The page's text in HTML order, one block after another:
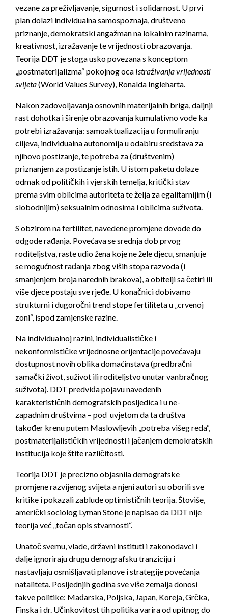
vezane za preživljavanje, sigurnost i solidarnost. U prvi
plan dolazi individualna samospoznaja, društveno
priznanje, demokratski angažman na lokalnim razinama,
kreativnost, izražavanje te vrijednosti obrazovanja.
Teorija DDT je stoga usko povezana s konceptom
„postmaterijalizma“ pokojnog oca Istraživanja vrijednosti
svijeta(World Values Survey), Ronalda Ingleharta.
Nakon zadovoljavanja osnovnih materijalnih briga, daljnji
rast dohotka i širenje obrazovanja kumulativno vode ka
potrebi izražavanja: samoaktualizacija u formuliranju
ciljeva, individualna autonomija u odabiru sredstava za
njihovo postizanje, te potreba za (društvenim)
priznanjem za postizanje istih. U istom paketu dolaze
odmak od političkih i vjerskih temelja, kritički stav
prema svim oblicima autoriteta te želja za egalitarnijim (i
slobodnijim) seksualnim odnosima i oblicima suživota.
S obzirom na fertilitet, navedene promjene dovode do
odgode rađanja. Povećava se srednja dob prvog
roditeljstva, raste udio žena koje ne žele djecu, smanjuje
se mogućnost rađanja zbog viših stopa razvoda (i
smanjenjem broja narednih brakova), a obitelji sa četiri ili
više djece postaju sve rjeđe. U konačnici dobivamo
strukturni i dugoročni trend stope fertiliteta u „crvenoj
zoni“, ispod zamjenske razine.
Na individualnoj razini, individualističke i
nekonformističke vrijednosne orijentacije povećavaju
dostupnost novih oblika domaćinstava (predbračni
samački život, suživot ili roditeljstvo unutar vanbračnog
suživota). DDT predviđa pojavu navedenih
karakterističnih demografskih posljedica i u ne-
zapadnim društvima – pod uvjetom da ta društva
također krenu putem Maslowljevih „potreba višeg reda“,
postmaterijalističkih vrijednosti i jačanjem demokratskih
institucija koje štite različitosti.
Teorija DDT je precizno objasnila demografske
promjene razvijenog svijeta a njeni autori su oborili sve
kritike i pokazali zablude optimističnih teorija. Štoviše,
američki sociolog Lyman Stone je napisao da DDT nije
teorija već „točan opis stvarnosti“.
Unatoč svemu, vlade, državni instituti i zakonodavci i
dalje ignoriraju drugu demografsku tranziciju i
nastavljaju osmišljavati planove i strategije povećanja
nataliteta. Posljednjih godina sve više zemalja donosi
takve politike: Mađarska, Poljska, Japan, Koreja, Grčka,
Finska i dr. Učinkovitost tih politika varira od upitnog do